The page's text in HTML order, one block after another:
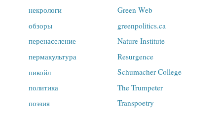
некрологи
обзоры
перенаселение
пермакультура
пикойл
политика
поэзия
Green Web
greenpolitics.ca
Nature Institute
Resurgence
Schumacher College
The Trumpeter
Transpoetry